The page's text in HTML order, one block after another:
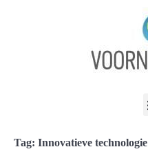
Tag: Innovatieve technologie